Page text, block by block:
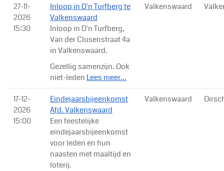
27-11-
2026
15:30
Inloop in D'n Turfberg te
Valkenswaard
Inloop in D'n Turfberg,
Van der Clusenstraat 4a
in Valkenswaard.
Gezellig samenzijn. Ook
niet-leden Lees meer...
Valkenswaard
17-12-
2026
15:00
Eindejaarsbijeenkomst
Afd. Valkenswaard
Een feestelijke
eindejaarsbijeenkomst
voor leden en hun
naasten met maaltijd en
loterij.
Valkenswaard